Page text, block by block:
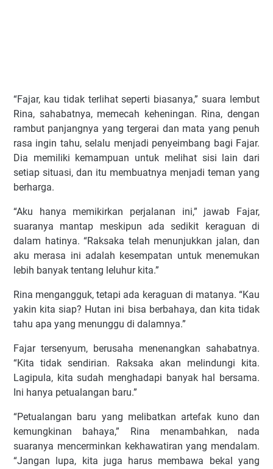
“Fajar, kau tidak terlihat seperti biasanya,” suara lembut
Rina, sahabatnya, memecah keheningan. Rina, dengan
rambut panjangnya yang tergerai dan mata yang penuh
rasa ingin tahu, selalu menjadi penyeimbang bagi Fajar.
Dia memiliki kemampuan untuk melihat sisi lain dari
setiap situasi, dan itu membuatnya menjadi teman yang
berharga.
“Aku hanya memikirkan perjalanan ini,” jawab Fajar,
suaranya mantap meskipun ada sedikit keraguan di
dalam hatinya. “Raksaka telah menunjukkan jalan, dan
aku merasa ini adalah kesempatan untuk menemukan
lebih banyak tentang leluhur kita.”
Rina mengangguk, tetapi ada keraguan di matanya. “Kau
yakin kita siap? Hutan ini bisa berbahaya, dan kita tidak
tahu apa yang menunggu di dalamnya.”
Fajar tersenyum, berusaha menenangkan sahabatnya.
“Kita tidak sendirian. Raksaka akan melindungi kita.
Lagipula, kita sudah menghadapi banyak hal bersama.
Ini hanya petualangan baru.”
“Petualangan baru yang melibatkan artefak kuno dan
kemungkinan bahaya,” Rina menambahkan, nada
suaranya mencerminkan kekhawatiran yang mendalam.
“Jangan lupa, kita juga harus membawa bekal yang